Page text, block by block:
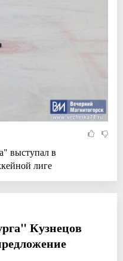
выступал в
лиге
Кузнецов